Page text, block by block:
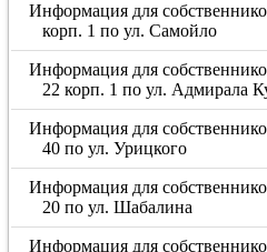
Информация для
корп. 1 по ул. Самойло
Информация для
22 корп. 1 по ул. Адмирала
Информация для
40 по ул. Урицкого
Информация для
20 по ул. Шабалина
Информация для